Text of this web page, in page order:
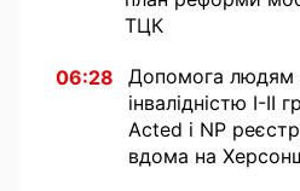
ТЦК
06:28
Допомога людям
інвалідністю I-II
Acted і NP
вдома на